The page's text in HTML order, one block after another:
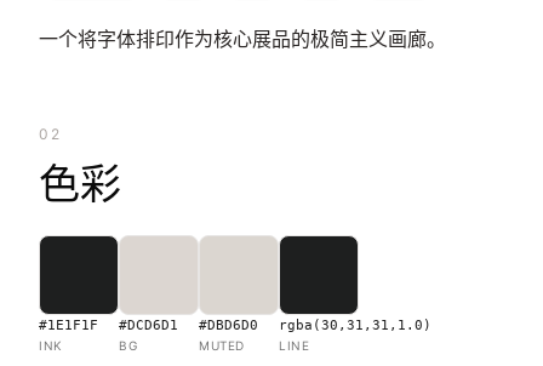
一个将字体排印作为核心展品的极简主义画廊。
02
色彩
#1E1F1F
INK
#DCD6D1
BG
#DBD6D0
MUTED
rgba(30,31,31,1.0)
LINE